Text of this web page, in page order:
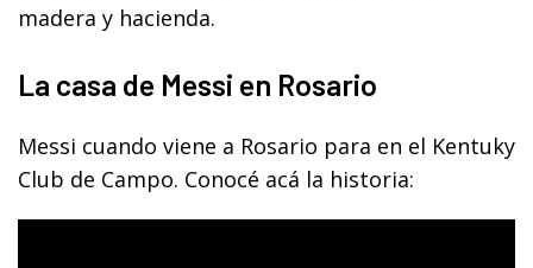
madera y hacienda.
La casa de Messi en Rosario
Messi cuando viene a Rosario para en el Kentuky
Club de Campo. Conocé acá la historia: